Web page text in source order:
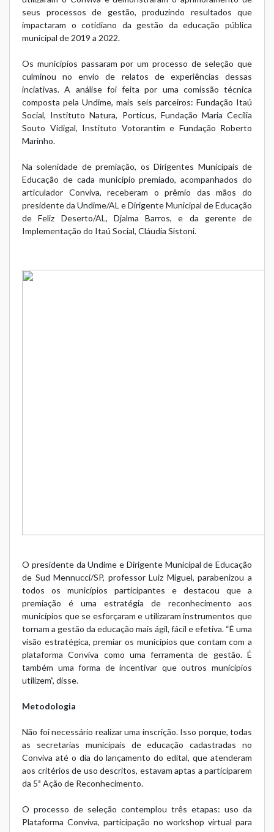
seus processos de gestão, produzindo resultados que
impactaram o cotidiano da gestão da educação pública
municipal de 2019 a 2022.
Os municípios passaram por um processo de seleção que
culminou no envio de relatos de experiências dessas
inciativas. A análise foi feita por uma comissão técnica
composta pela Undime, mais seis parceiros: Fundação Itaú
Social, Instituto Natura, Porticus, Fundação Maria Cecília
Souto Vidigal, Instituto Votorantim e Fundação Roberto
Marinho.
Na solenidade de premiação, os Dirigentes Municipais de
Educação de cada município premiado, acompanhados do
articulador Conviva, receberam o prêmio das mãos do
presidente da Undime/AL e Dirigente Municipal de Educação
de Feliz Deserto/AL, Djalma Barros, e da gerente de
Implementação do Itaú Social, Cláudia Sistoni.
O presidente da Undime e Dirigente Municipal de Educação
de Sud Mennucci/SP, professor Luiz Miguel, parabenizou a
todos os municípios participantes e destacou que a
premiação é uma estratégia de reconhecimento aos
municípios que se esforçaram e utilizaram instrumentos que
tornam a gestão da educação mais ágil, fácil e efetiva. “É uma
visão estratégica, premiar os municípios que contam com a
plataforma Conviva como uma ferramenta de gestão. É
também uma forma de incentivar que outros municípios
utilizem”, disse.
Metodologia
Não foi necessário realizar uma inscrição. Isso porque, todas
as secretarias municipais de educação cadastradas no
Conviva até o dia do lançamento do edital, que atenderam
aos critérios de uso descritos, estavam aptas a participarem
da 5ª Ação de Reconhecimento.
O processo de seleção contemplou três etapas: uso da
Plataforma Conviva, participação no workshop virtual para